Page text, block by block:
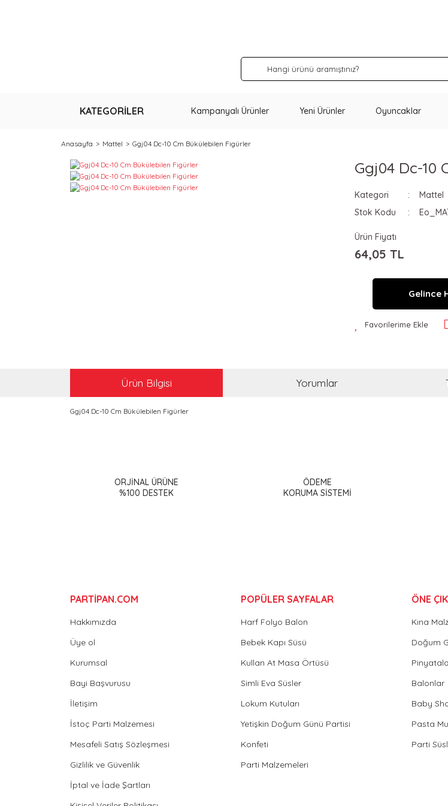
KATEGORİLER Kampanyalı Ürünler Yeni Ürünler Oyuncaklar
Anasayfa Mattel Ggj04 Dc-10 Cm Bükülebilen Figürler
Ggj04 Dc-10
Kategori
Mattel
Stok Kodu
Ürün Fiyatı
64,05 TL
Gelince
Favorilerime Ekle
Ürün Bilgisi Yorumlar
Ggj04 Dc-10 Cm Bükülebilen Figürler
Ürün resmi kalitesiz, bozuk veya görüntülenemiyor.
ORJİNAL ÜRÜNE
%100 DESTEK
ÖDEME
KORUMA SİSTEMİ
PARTİPAN.COM
Hakkımızda
Üye ol
Kurumsal
Bayi Başvurusu
İletişim
İstoç Parti Malzemesi
Mesafeli Satış Sözleşmesi
Gizlilik ve Güvenlik
İptal ve İade Şartları
POPÜLER SAYFALAR
Harf Folyo Balon
Bebek Kapı Süsü
Kullan At Masa Örtüsü
Simli Eva Süsler
Lokum Kutuları
Yetişkin Doğum Günü Partisi
Konfeti
Parti Malzemeleri
ÖNE
Kına
Doğum
Balonlar
Baby
Pasta
Parti